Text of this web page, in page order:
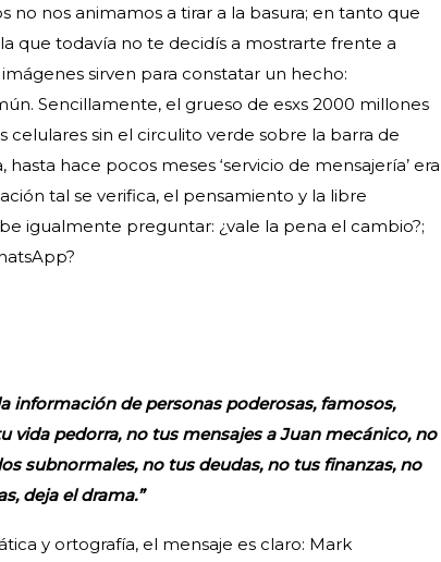
no nos animamos a tirar a la basura; en tanto que
que todavía no te decidís a mostrarte frente a
sirven para constatar un hecho:
Sencillamente, el grueso de esxs 2000 millones
celulares sin el circulito verde sobre la barra de
hace pocos meses ‘servicio de mensajería’ era
tal se verifica, el pensamiento y la libre
igualmente preguntar: ¿vale la pena el cambio?;
información de personas poderosas, famosos,
vida pedorra, no tus mensajes a Juan mecánico, no
subnormales, no tus deudas, no tus finanzas, no
deja el drama.”
y ortografía, el mensaje es claro: Mark